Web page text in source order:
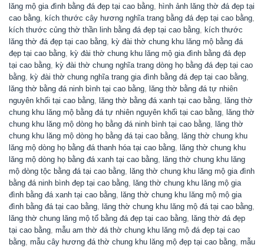
lăng mộ gia đình bằng đá đẹp tại cao bằng, hình ảnh lăng thờ đá đẹp tại
cao bằng, kích thước cây hương nghĩa trang bằng đá đẹp tại cao bằng,
kích thước củng thờ thần linh bằng đá đẹp tại cao bằng, kích thước
lăng thờ đá đẹp tại cao bằng, kỳ đài thờ chung khu lăng mộ bằng đá
đẹp tại cao bằng, kỳ đài thờ chung khu lăng mộ gia đình bằng đá đẹp
tại cao bằng, kỳ đài thờ chung nghĩa trang dòng họ bằng đá đẹp tại cao
bằng, kỳ đài thờ chung nghĩa trang gia đình bằng đá đẹp tại cao bằng,
lăng thờ bằng đá ninh bình tại cao bằng, lăng thờ bằng đá tự nhiên
nguyên khối tại cao bằng, lăng thờ bằng đá xanh tại cao bằng, lăng thờ
chung khu lăng mộ bằng đá tự nhiên nguyên khối tại cao bằng, lăng thờ
chung khu lăng mộ dòng họ bằng đá ninh bình tại cao bằng, lăng thờ
chung khu lăng mộ dòng họ bằng đá tại cao bằng, lăng thờ chung khu
lăng mộ dòng họ bằng đá thanh hóa tại cao bằng, lăng thờ chung khu
lăng mộ dòng họ bằng đá xanh tại cao bằng, lăng thờ chung khu lăng
mộ dòng tộc bằng đá tại cao bằng, lăng thờ chung khu lăng mộ gia đình
bằng đá ninh bình đẹp tại cao bằng, lăng thờ chung khu lăng mộ gia
đình bằng đá xanh tại cao bằng, lăng thờ chung khu lăng mộ mộ gia
đình bằng đá tại cao bằng, lăng thờ chung khu lăng mộ đá tại cao bằng,
lăng thờ chung lăng mộ tổ bằng đá đẹp tại cao bằng, lăng thờ đá đẹp
tại cao bằng, mẫu am thờ đá thờ chung khu lăng mộ đá đẹp tại cao
bằng, mẫu cây hương đá thờ chung khu lăng mộ đẹp tại cao bằng, mẫu